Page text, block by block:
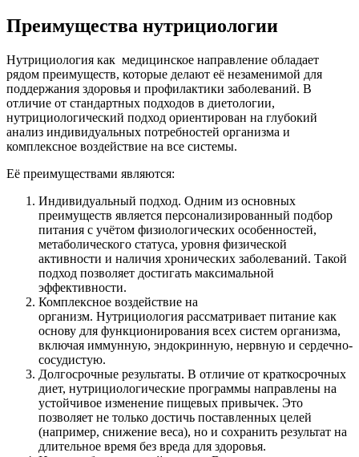
Преимущества нутрициологии
Нутрициология как медицинское направление обладает
рядом преимуществ, которые делают её незаменимой для
поддержания здоровья и профилактики заболеваний. В
отличие от стандартных подходов в диетологии,
нутрициологический подход ориентирован на глубокий
анализ индивидуальных потребностей организма и
комплексное воздействие на все системы.
Её преимуществами являются:
Индивидуальный подход. Одним из основных
преимуществ является персонализированный подбор
питания с учётом физиологических особенностей,
метаболического статуса, уровня физической
активности и наличия хронических заболеваний. Такой
подход позволяет достигать максимальной
эффективности.
Комплексное воздействие на
организм. Нутрициология рассматривает питание как
основу для функционирования всех систем организма,
включая иммунную, эндокринную, нервную и сердечно-
сосудистую.
Долгосрочные результаты. В отличие от краткосрочных
диет, нутрициологические программы направлены на
устойчивое изменение пищевых привычек. Это
позволяет не только достичь поставленных целей
(например, снижение веса), но и сохранить результат на
длительное время без вреда для здоровья.